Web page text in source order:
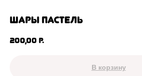
Шары пастель
200,00 р.
В корзину